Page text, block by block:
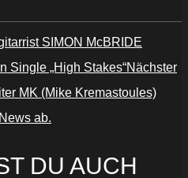
SIMON McBRIDE
Single „High Stakes“Nächster
MK (Mike Kremastoules)
ab.
DU AUCH